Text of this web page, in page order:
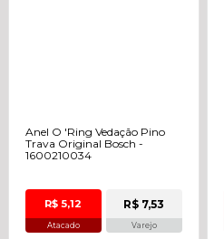
Anel O 'Ring Vedação Pino
Trava Original Bosch -
1600210034
R$ 5,12
Atacado
R$ 7,53
Varejo